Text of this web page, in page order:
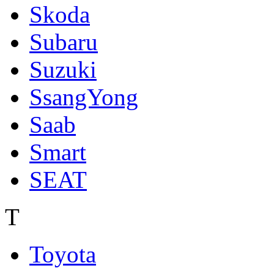
Skoda
Subaru
Suzuki
SsangYong
Saab
Smart
SEAT
T
Toyota